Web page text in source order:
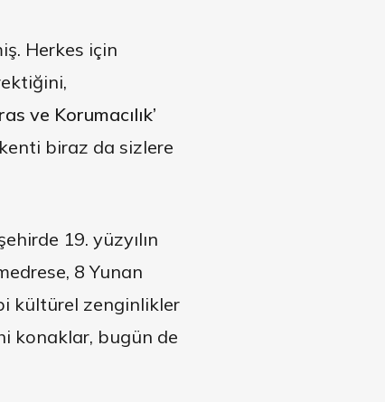
Herkes için
ve Korumacılık’
biraz da sizlere
19. yüzyılın
8 Yunan
kültürel zenginlikler
konaklar, bugün de